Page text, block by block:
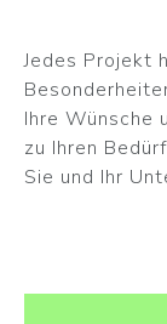
Jedes Projekt
Ihre Wünsche
zu Ihren
Sie und Ihr